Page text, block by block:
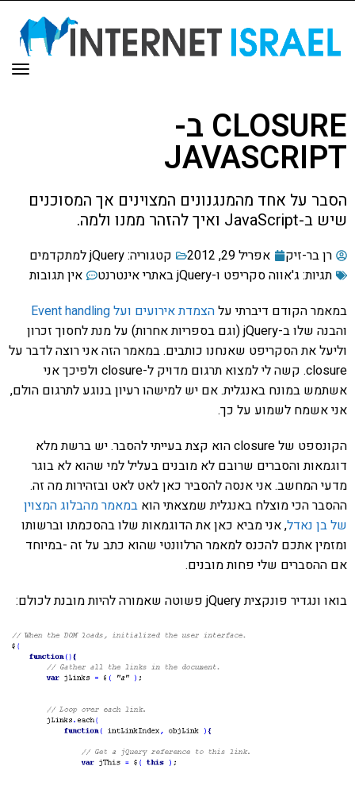
CLOSURE ב-
JAVASCRIPT
הסבר על אחד מהמנגנונים המצוינים אך המסוכנים
שיש ב-JavaScript ואיך להזהר ממנו ולמה.
רן בר-זיק אפריל 29, 2012 קטגוריה:jQuery למתקדמים
תגיות: ג'אווה סקריפט ו-jQuery באתרי אינטרנט
אין תגובות
במאמר הקודם דיברתי עלהצמדת אירועים ועל Event handling
והבנה שלו ב-jQuery (וגם בספריות אחרות) על מנת לחסוך זכרון
וליעל את הסקריפט שאנחנו כותבים. במאמר הזה אני רוצה לדבר על
closure. קשה לי למצוא תרגום מדויק ל-closure ולפיכך אני
אשתמש במונח באנגלית. אם יש למישהו רעיון בנוגע לתרגום הולם,
אני אשמח לשמוע על כך.
הקונספט של closure הוא קצת בעייתי להסבר. יש ברשת מלא
דוגמאות והסברים שרובם לא מובנים בעליל למי שהוא לא בוגר
מדעי המחשב. אני אנסה להסביר כאן לאט לאט ובזהירות מה זה.
ההסבר הכי מוצלח באנגלית שמצאתי הוא במאמר מהבלוג המצוין
של בן נאדל, אני מביא כאן את הדוגמאות שלו בהסכמתו וברשותו
ומזמין אתכם להכנס למאמר הרלוונטי שהוא כתב על זה -במיוחד
אם ההסברים שלי פחות מובנים.
בואו ונגדיר פונקצית jQuery פשוטה שאמורה להיות מובנת לכולם: